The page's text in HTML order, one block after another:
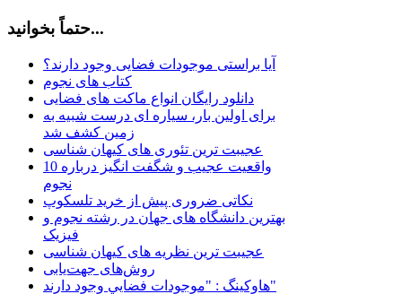
حتماً بخوانید...
آیا براستی موجودات فضایی وجود دارند؟
کتاب های نجوم
دانلود رایگان انواع ماکت های فضایی
برای اولین بار، سیاره ای درست شبیه به
زمین کشف شد
عجیبت ترین تئوری های کیهان شناسی
10 واقعیت عجیب و شگفت انگیز درباره
نجوم
نکاتی ضروری پیش از خرید تلسکوپ
بهترین دانشگاه های جهان در رشته نجوم و
فیزیک
عجیبت ترین نظریه های کیهان شناسی
روش‌های جهت‌یابی
هاوكينگ : "موجودات فضايي وجود دارند"